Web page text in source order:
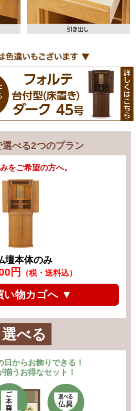
選べる2つのプラン
をご希望の方へ。
壇本体のみ
円 （税・送料込）
い物カゴへ ▼
選べる
日からお飾りできる！
揃うお得なセット！